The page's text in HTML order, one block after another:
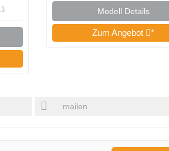
Streifen, Neue
Ep; vI Güterwagen
Modell Details
Zum Angebot *
mailen